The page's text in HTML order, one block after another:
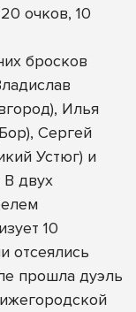
очков, 10
бросков
Илья
Сергей
Устюг) и
двух
10
отсеялись
прошла дуэль